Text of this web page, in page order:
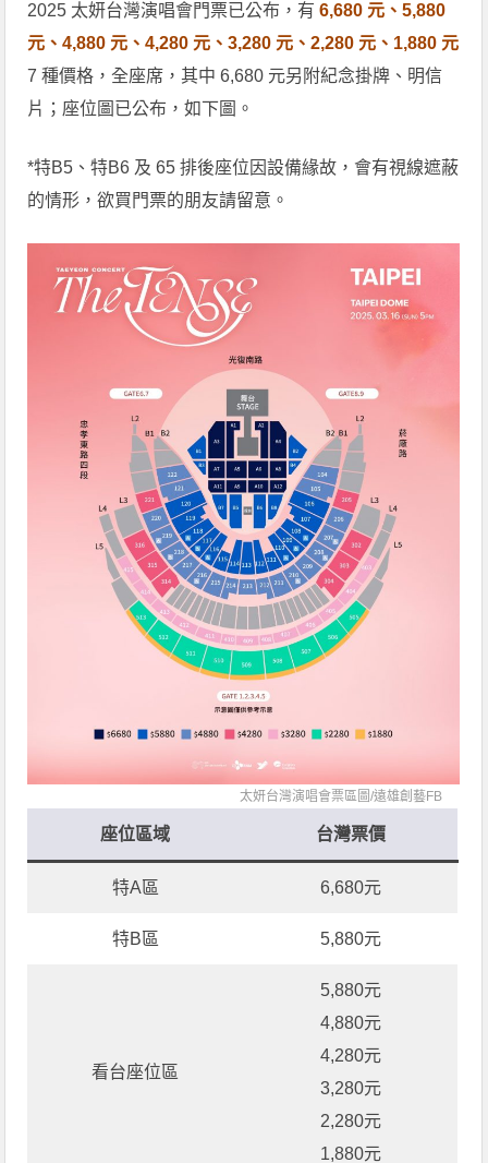
2025 太妍台灣演唱會門票已公布，有6,680 元、5,880
元、4,880 元、4,280 元、3,280 元、2,280 元、1,880 元
7 種價格，全座席，其中 6,680 元另附紀念掛牌、明信
片；座位圖已公布，如下圖。
*特B5、特B6 及 65 排後座位因設備緣故，會有視線遮蔽
的情形，欲買門票的朋友請留意。
太妍台灣演唱會票區圖/遠雄創藝FB
座位區域 台灣票價
特A區 6,680元
特B區 5,880元
看台座位區
5,880元
4,880元
4,280元
3,280元
2,280元
1,880元